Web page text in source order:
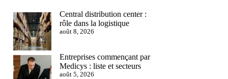
Central distribution center :
rôle dans la logistique
août 8, 2026
Entreprises commençant par
Medicys : liste et secteurs
août 5, 2026